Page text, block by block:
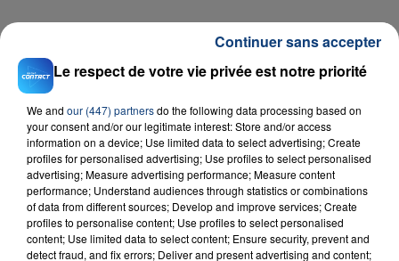
Téléchargez gratuitement l'application Contact FM
Le respect de votre vie privée est notre priorité
We and our (447) partnersdo the following data processing based on
your consent and/or our legitimate interest: Store and/or access
information on a device; Use limited data to select advertising; Create
profiles for personalised advertising; Use profiles to select personalised
advertising; Measure advertising performance; Measure content
performance; Understand audiences through statistics or combinations
of data from different sources; Develop and improve services; Create
profiles to personalise content; Use profiles to select personalised
content; Use limited data to select content; Ensure security, prevent and
detect fraud, and fix errors; Deliver and present advertising and content;
Continuer sans accepter